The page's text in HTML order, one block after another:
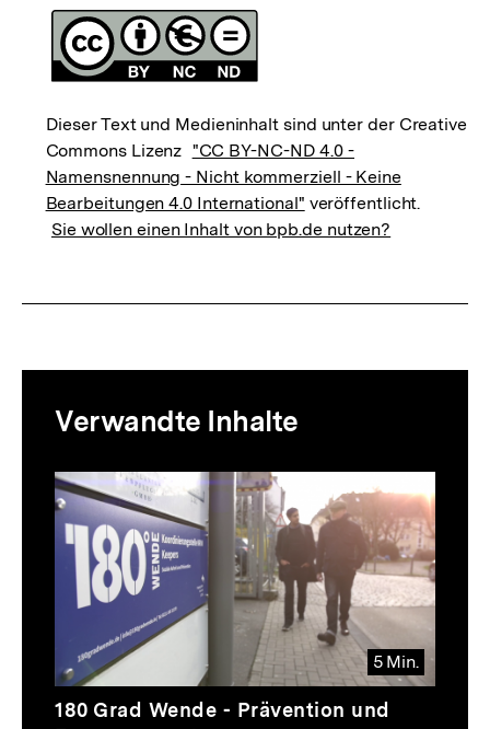
Dieser Text und Medieninhalt sind unter der Creative
Commons Lizenz "CC BY-NC-ND 4.0 -
Namensnennung - Nicht kommerziell - Keine
Bearbeitungen 4.0 International" veröffentlicht.
Sie wollen einen Inhalt von bpb.de nutzen?
zur
Thematik
Verwandte Inhalte
5 Min.
Video
Dauer
180 Grad Wende - Prävention und